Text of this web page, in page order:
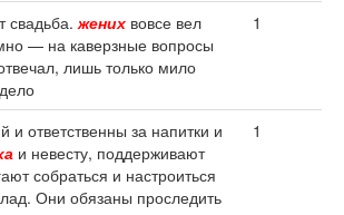
свадьба.жених вовсе вел
— на каверзные вопросы
лишь только мило
1
и ответственны за напитки и
и невесту, поддерживают
собраться и настроиться
Они обязаны проследить
1